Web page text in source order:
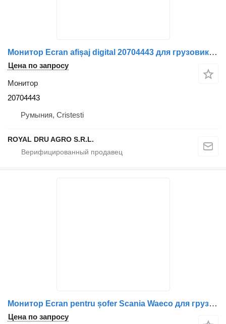
Монитор Ecran afișaj digital 20704443 для грузовика Volvo
Цена по запросу
Монитор
20704443
Румыния, Cristesti
ROYAL DRU AGRO S.R.L.
Монитор Ecran pentru șofer Scania Waeco для грузовика M7LX
Цена по запросу